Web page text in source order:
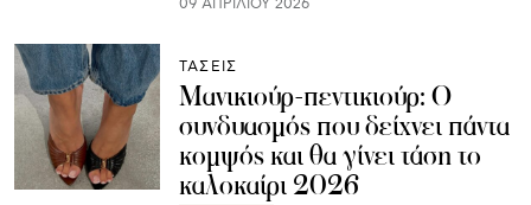
09 ΑΠΡΙΛΊΟΥ 2026
ΤΑΣΕΙΣ
Μανικιούρ-πεντικιούρ: Ο
συνδυασμός που δείχνει πάντα
κομψός και θα γίνει τάση το
καλοκαίρι 2026